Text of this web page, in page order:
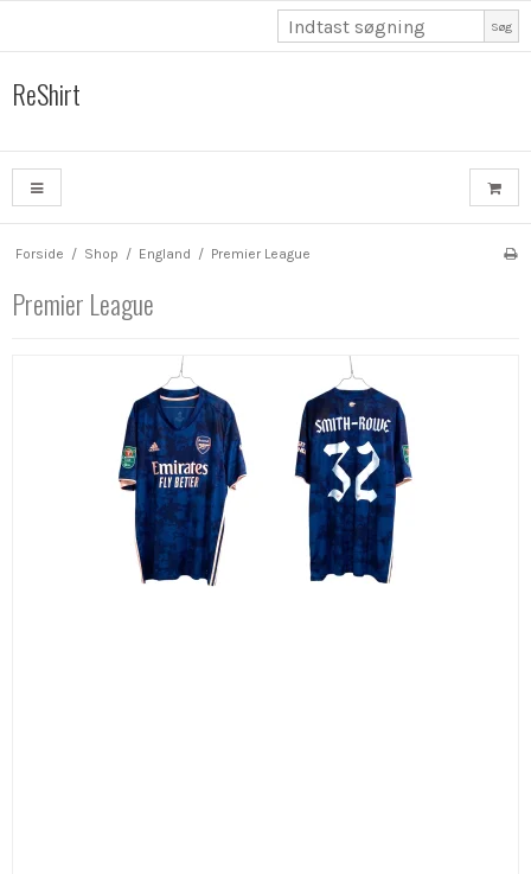
Søg
ReShirt
Forside / Shop / England / Premier League
Premier League